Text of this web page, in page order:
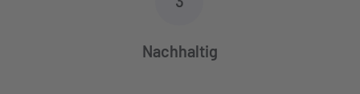
Nachhaltig